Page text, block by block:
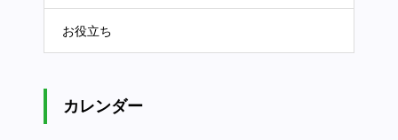
お役立ち
カレンダー